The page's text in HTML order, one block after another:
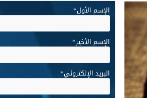
الإسم الأول*
الإسم الأخير*
البريد الإلكتروني*